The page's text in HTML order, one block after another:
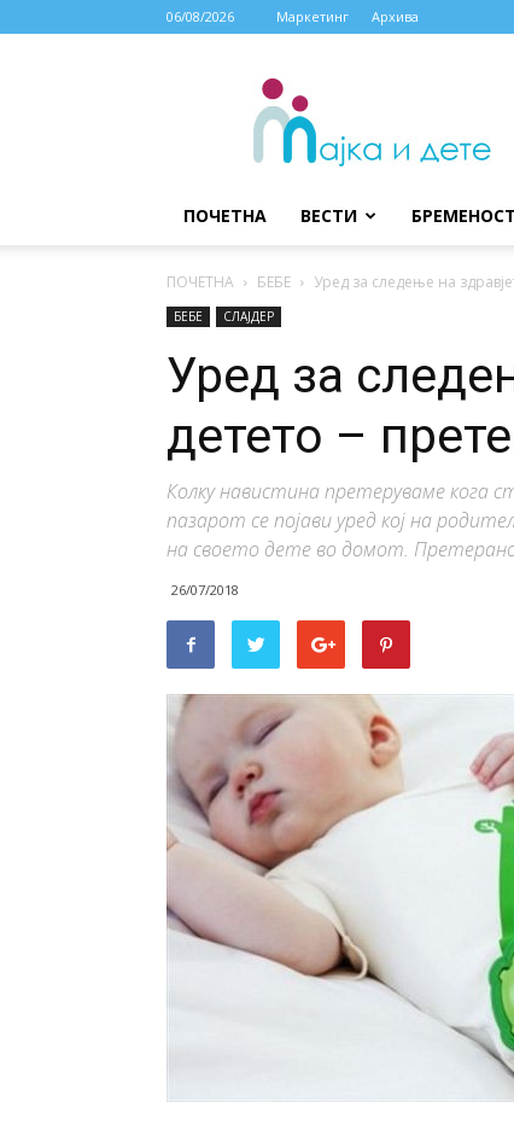
06/08/2026 Маркетинг Архива
МАЈКА
ДЕТЕ
ПОЧЕТНА ВЕСТИ БРЕМЕНОСТ
ПОЧЕТНА БЕБЕ Уред за следење на
БЕБЕ СЛАЈДЕР
Уред за
детето –
Колку навистина претеруваме кога
пазарот се појави уред кој на
на своето дете во домот.
26/07/2018